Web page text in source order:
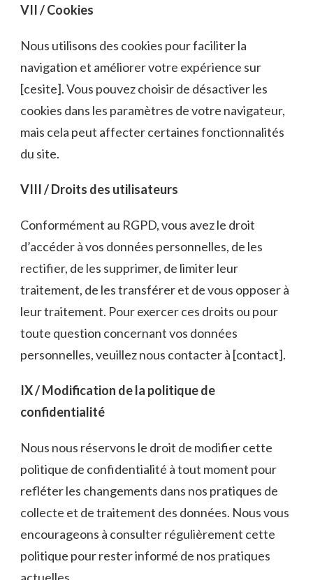
VII / Cookies
Nous utilisons des cookies pour faciliter la
navigation et améliorer votre expérience sur
[cesite]. Vous pouvez choisir de désactiver les
cookies dans les paramètres de votre navigateur,
mais cela peut affecter certaines fonctionnalités
du site.
VIII / Droits des utilisateurs
Conformément au RGPD, vous avez le droit
d’accéder à vos données personnelles, de les
rectifier, de les supprimer, de limiter leur
traitement, de les transférer et de vous opposer à
leur traitement. Pour exercer ces droits ou pour
toute question concernant vos données
personnelles, veuillez nous contacter à [contact].
IX / Modification de la politique de
confidentialité
Nous nous réservons le droit de modifier cette
politique de confidentialité à tout moment pour
refléter les changements dans nos pratiques de
collecte et de traitement des données. Nous vous
encourageons à consulter régulièrement cette
politique pour rester informé de nos pratiques